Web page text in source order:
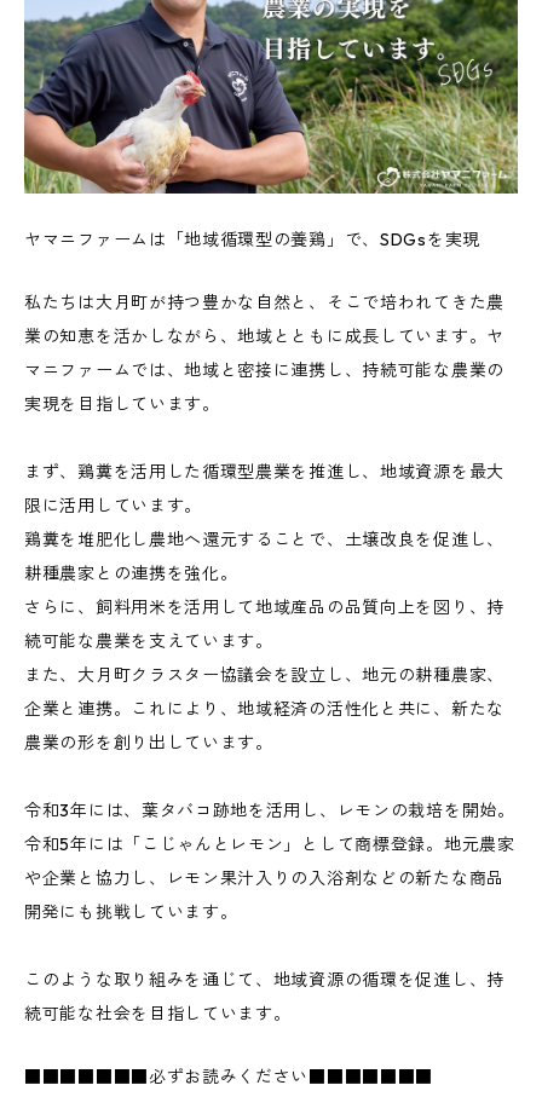
ヤマニファームは「地域循環型の養鶏」で、SDGsを実現
私たちは大月町が持つ豊かな自然と、そこで培われてきた農
業の知恵を活かしながら、地域とともに成長しています。ヤ
マニファームでは、地域と密接に連携し、持続可能な農業の
実現を目指しています。
まず、鶏糞を活用した循環型農業を推進し、地域資源を最大
限に活用しています。
鶏糞を堆肥化し農地へ還元することで、土壌改良を促進し、
耕種農家との連携を強化。
さらに、飼料用米を活用して地域産品の品質向上を図り、持
続可能な農業を支えています。
また、大月町クラスター協議会を設立し、地元の耕種農家、
企業と連携。これにより、地域経済の活性化と共に、新たな
農業の形を創り出しています。
令和3年には、葉タバコ跡地を活用し、レモンの栽培を開始。
令和5年には「こじゃんとレモン」として商標登録。地元農家
や企業と協力し、レモン果汁入りの入浴剤などの新たな商品
開発にも挑戦しています。
このような取り組みを通じて、地域資源の循環を促進し、持
続可能な社会を目指しています。
■■■■■■■必ずお読みください■■■■■■■